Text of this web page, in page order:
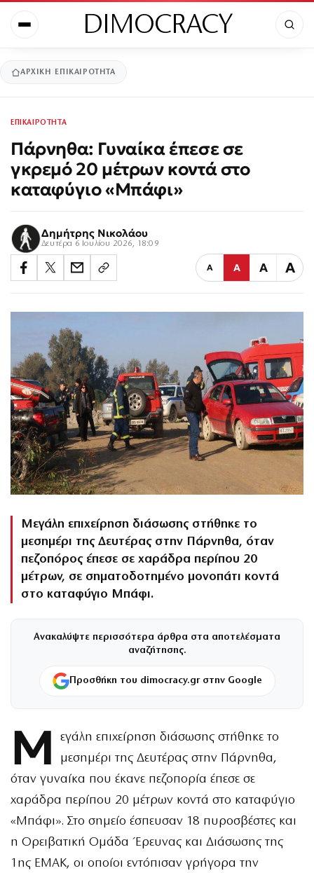
DIMOCRACY
ΑΡΧΙΚΉ ΕΠΙΚΑΙΡΟΤΗΤΑ
ΕΠΙΚΑΙΡΟΤΗΤΑ
Πάρνηθα: Γυναίκα έπεσε σε
γκρεμό 20 μέτρων κοντά στο
καταφύγιο «Μπάφι»
Δημήτρης Νικολάου
Δευτέρα 6 Ιουλίου 2026, 18:09
Α Α Α Α
Μεγάλη επιχείρηση διάσωσης στήθηκε το
μεσημέρι της Δευτέρας στην Πάρνηθα, όταν
πεζοπόρος έπεσε σε χαράδρα περίπου 20
μέτρων, σε σηματοδοτημένο μονοπάτι κοντά
στο καταφύγιο Μπάφι.
Ανακαλύψτε περισσότερα άρθρα στα αποτελέσματα
αναζήτησης.
Προσθήκη του dimocracy.gr στην Google
Μ
εγάλη επιχείρηση διάσωσης στήθηκε το
μεσημέρι της Δευτέρας στην Πάρνηθα,
όταν γυναίκα που έκανε πεζοπορία έπεσε σε
χαράδρα περίπου 20 μέτρων κοντά στο καταφύγιο
«Μπάφι». Στο σημείο έσπευσαν 18 πυροσβέστες και
η Ορειβατική Ομάδα Έρευνας και Διάσωσης της
1ης ΕΜΑΚ, οι οποίοι εντόπισαν γρήγορα την